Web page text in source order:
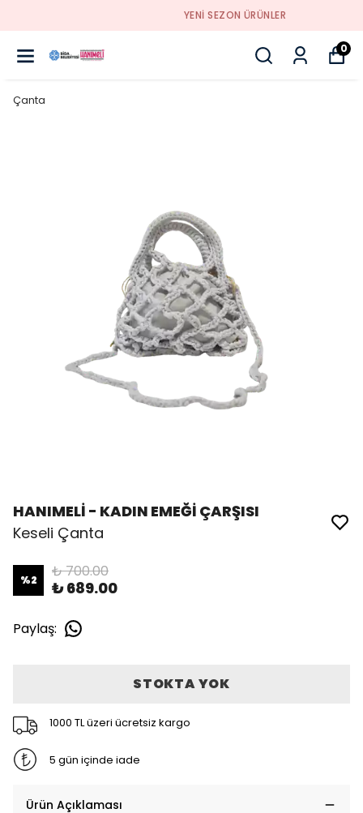
YENI SEZON ÜRÜNLER
0
Çanta
HANIMELİ - KADIN EMEĞİ ÇARŞISI
Keseli Çanta
%2 ₺ 700.00
₺ 689.00
Paylaş:
STOKTA YOK
1000 TL üzeri ücretsiz kargo
5 gün içinde iade
Ürün Açıklaması